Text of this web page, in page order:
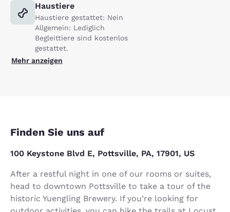
Haustiere
Haustiere gestattet: Nein
Allgemein: Lediglich
Begleittiere sind kostenlos
gestattet.
Mehr anzeigen
Finden Sie uns auf
100 Keystone Blvd E, Pottsville, PA, 17901, US
After a restful night in one of our rooms or suites,
head to downtown Pottsville to take a tour of the
historic Yuengling Brewery. If you’re looking for